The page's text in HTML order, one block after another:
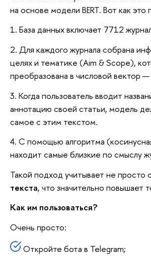
на основе модели BERT. Вот как это
1. База данных включает 7712
2. Для каждого журнала собрана
целях и тематике (Aim & Scope),
преобразована в числовой вектор
3. Когда пользователь вводит
аннотацию своей статьи, модель
самое с этим текстом.
4. С помощью алгоритма
находит самые близкие по смыслу
Такой подход учитывает не просто
текста, что значительно повышает
Как им пользоваться?
Очень просто:
Откройте бота в Telegram;